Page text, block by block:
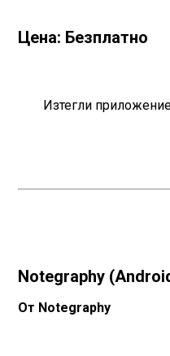
Цена: Безплатно
Изтегли
Notegraphy
От Notegraphy